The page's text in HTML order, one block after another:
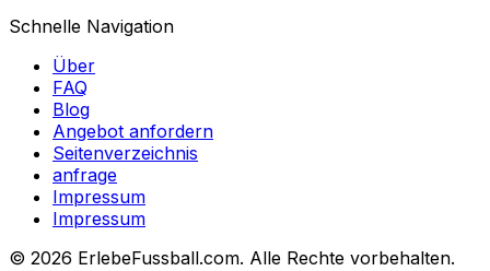
Schnelle Navigation
Über
FAQ
Blog
Angebot anfordern
Seitenverzeichnis
anfrage
Impressum
Impressum
© 2026 ErlebeFussball.com. Alle Rechte vorbehalten.